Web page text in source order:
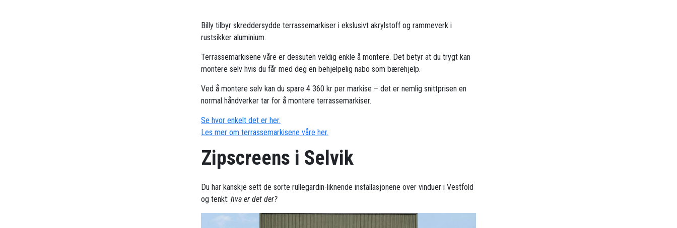
Billy tilbyr skreddersydde terrassemarkiser i ekslusivt akrylstoff og rammeverk i
rustsikker aluminium.
Terrassemarkisene våre er dessuten veldig enkle å montere. Det betyr at du trygt kan
montere selv hvis du får med deg en behjelpelig nabo som bærehjelp.
Ved å montere selv kan du spare 4 360 kr per markise – det er nemlig snittprisen en
normal håndverker tar for å montere terrassemarkiser.
Se hvor enkelt det er her.
Les mer om terrassemarkisene våre her.
Zipscreens i Selvik
Du har kanskje sett de sorte rullegardin-liknende installasjonene over vinduer i Vestfold
og tenkt: hva er det der?